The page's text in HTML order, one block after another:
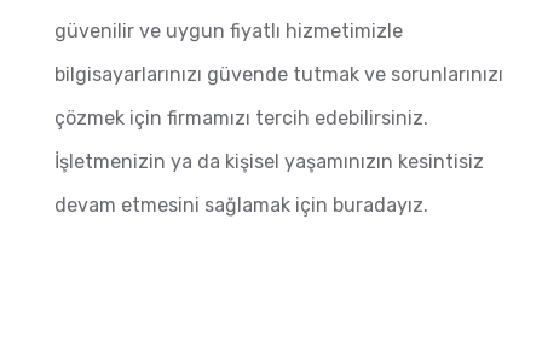
güvenilir ve uygun fiyatlı hizmetimizle
bilgisayarlarınızı güvende tutmak ve sorunlarınızı
çözmek için firmamızı tercih edebilirsiniz.
İşletmenizin ya da kişisel yaşamınızın kesintisiz
devam etmesini sağlamak için buradayız.